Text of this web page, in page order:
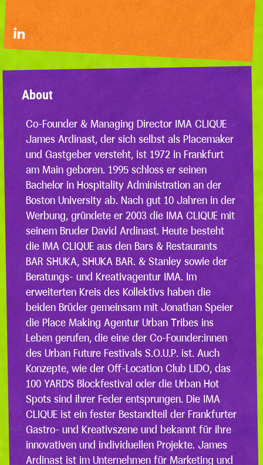
About
Co-Founder & Managing Director IMA CLIQUE
James Ardinast, der sich selbst als Placemaker
und Gastgeber versteht, ist 1972 in Frankfurt
am Main geboren. 1995 schloss er seinen
Bachelor in Hospitality Administration an der
Boston University ab. Nach gut 10 Jahren in der
Werbung, gründete er 2003 die IMA CLIQUE mit
seinem Bruder David Ardinast. Heute besteht
die IMA CLIQUE aus den Bars & Restaurants
BAR SHUKA, SHUKA BAR. & Stanley sowie der
Beratungs- und Kreativagentur IMA. Im
erweiterten Kreis des Kollektivs haben die
beiden Brüder gemeinsam mit Jonathan Speier
die Place Making Agentur Urban Tribes ins
Leben gerufen, die eine der Co-Founder:innen
des Urban Future Festivals S.O.U.P. ist. Auch
Konzepte, wie der Off-Location Club LIDO, das
100 YARDS Blockfestival oder die Urban Hot
Spots sind ihrer Feder entsprungen. Die IMA
CLIQUE ist ein fester Bestandteil der Frankfurter
Gastro- und Kreativszene und bekannt für ihre
innovativen und individuellen Projekte. James
Ardinast ist im Unternehmen für Marketing und